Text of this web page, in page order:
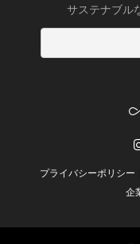
サステナブル
プライバシーポリシー
企